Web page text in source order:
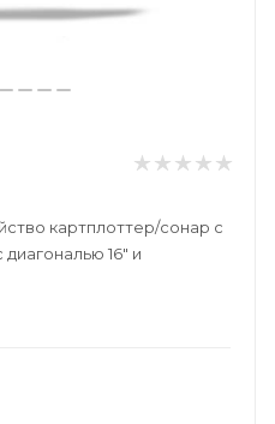
картплоттер/сонар с
16" и
функций эхолота Garmin
NMEA 2000® и